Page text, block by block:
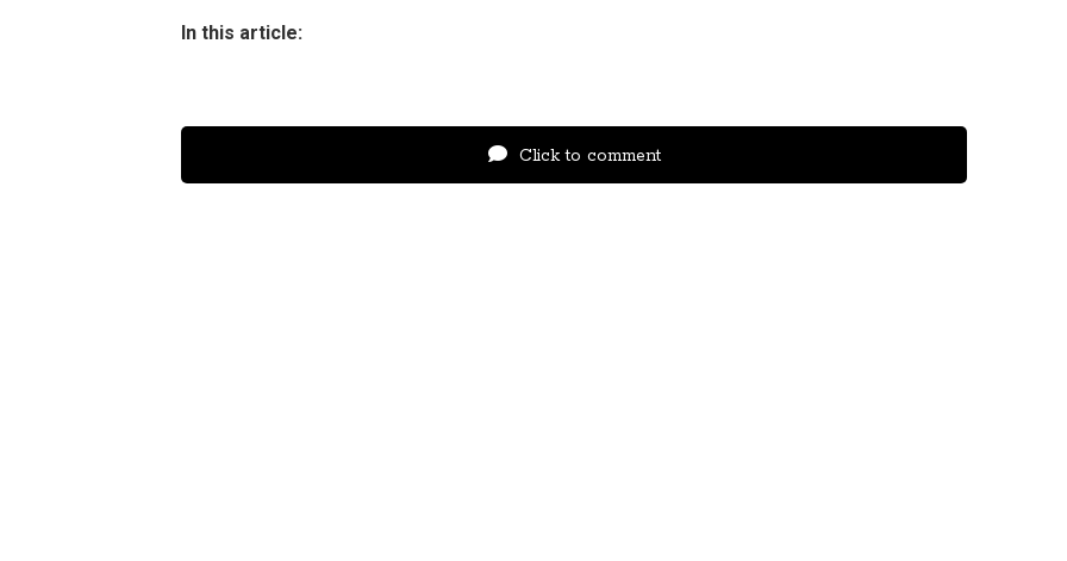
In this article:
Click to comment